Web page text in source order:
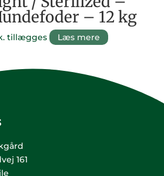
– 12 kg
tillægges Læs mere
161